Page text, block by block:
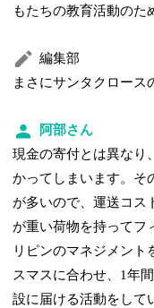
もたちの教育活動のた
編集部
まさにサンタクロース
阿部さん
現金の寄付とは異なり
かってしまいます。そ
が多いので、運送コス
が重い荷物を持ってフ
リピンのマネジメント
スマスに合わせ、1年
設に届ける活動をして